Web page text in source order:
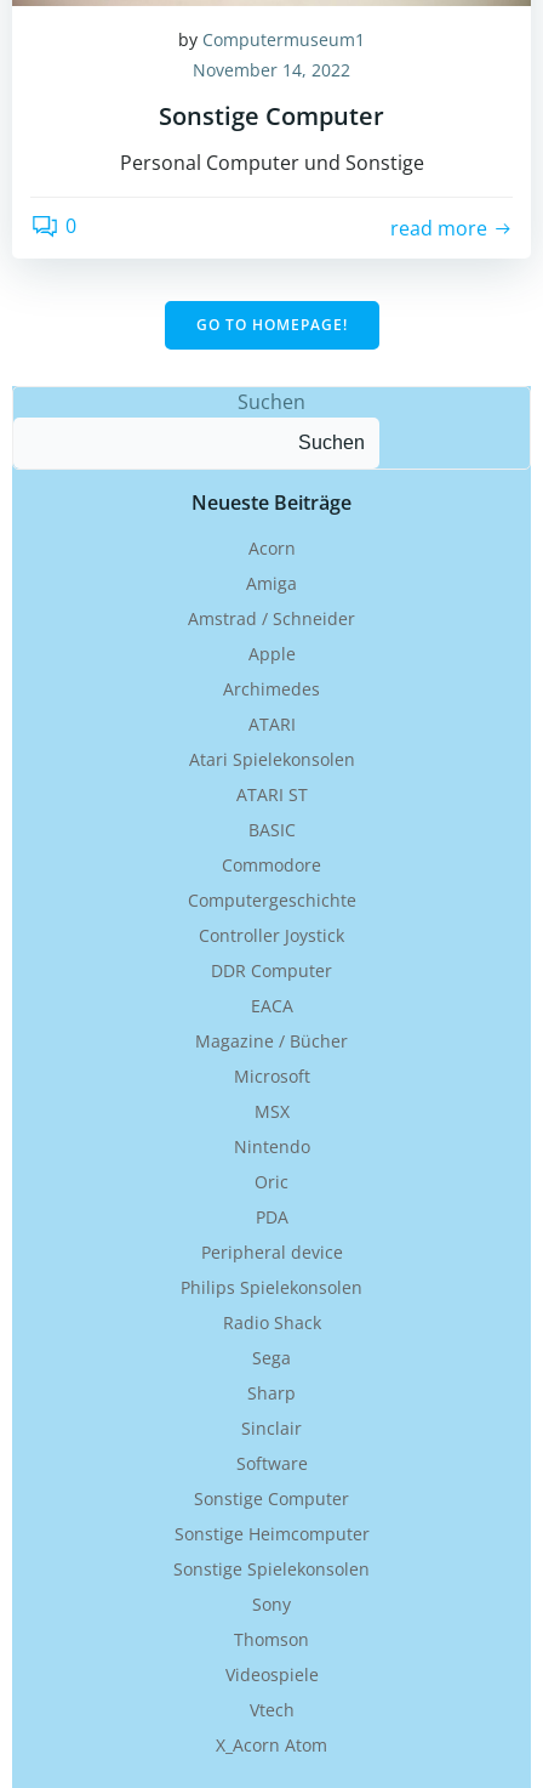
by Computermuseum1
November 14, 2022
Sonstige Computer
Personal Computer und Sonstige
0 read more
GO TO HOMEPAGE!
Suchen
Suchen
Neueste Beiträge
Acorn
Amiga
Amstrad / Schneider
Apple
Archimedes
ATARI
Atari Spielekonsolen
ATARI ST
BASIC
Commodore
Computergeschichte
Controller Joystick
DDR Computer
EACA
Magazine / Bücher
Microsoft
MSX
Nintendo
Oric
PDA
Peripheral device
Philips Spielekonsolen
Radio Shack
Sega
Sharp
Sinclair
Software
Sonstige Computer
Sonstige Heimcomputer
Sonstige Spielekonsolen
Sony
Thomson
Videospiele
Vtech
X_Acorn Atom